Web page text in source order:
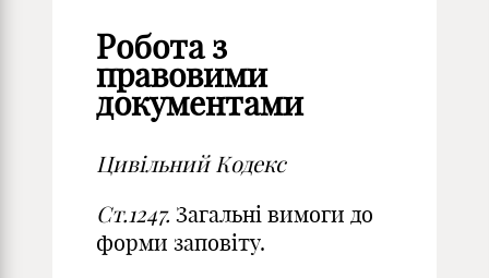
Робота з
правовими
документами
Цивільний Кодекс
Ст.1247. Загальні вимоги до
форми заповіту.